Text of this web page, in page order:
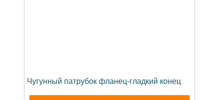
Чугунный патрубок фланец-гладкий конец